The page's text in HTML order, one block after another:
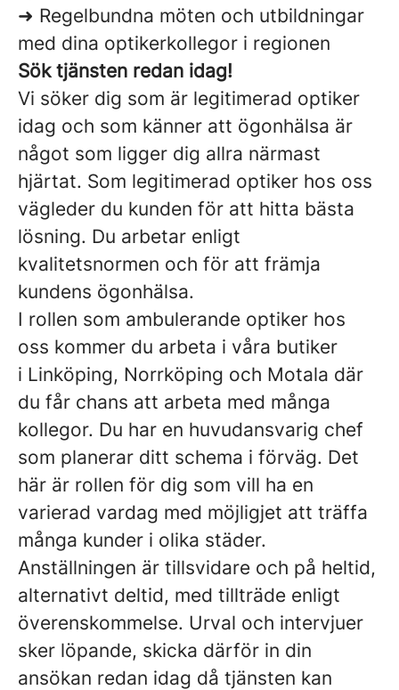
➜ Regelbundna möten och utbildningar
med dina optikerkollegor i regionen
Sök tjänsten redan idag!
Vi söker dig som är legitimerad optiker
idag och som känner att ögonhälsa är
något som ligger dig allra närmast
hjärtat. Som legitimerad optiker hos oss
vägleder du kunden för att hitta bästa
lösning. Du arbetar enligt
kvalitetsnormen och för att främja
kundens ögonhälsa.
I rollen som ambulerande optiker hos
oss kommer du arbeta i våra butiker
i Linköping, Norrköping och Motala där
du får chans att arbeta med många
kollegor. Du har en huvudansvarig chef
som planerar ditt schema i förväg. Det
här är rollen för dig som vill ha en
varierad vardag med möjligjet att träffa
många kunder i olika städer.
Anställningen är tillsvidare och på heltid,
alternativt deltid, med tillträde enligt
överenskommelse. Urval och intervjuer
sker löpande, skicka därför in din
ansökan redan idag då tjänsten kan